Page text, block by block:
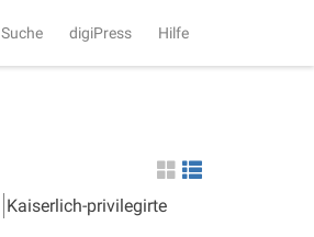
Suche digiPress Hilfe
Kaiserlich-privilegirte